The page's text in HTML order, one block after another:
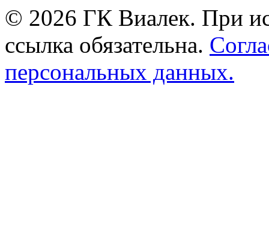
© 2026 ГК Виалек. При
ссылка обязательна.
персональных данных.